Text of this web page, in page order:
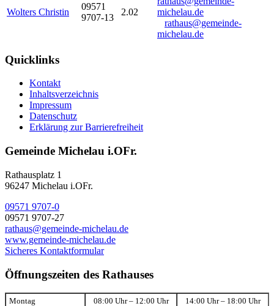
Wolters Christin
09571
9707-13
2.02
rathaus@gemeinde-
michelau.de
Quicklinks
Kontakt
Inhaltsverzeichnis
Impressum
Datenschutz
Erklärung zur Barrierefreiheit
Gemeinde Michelau i.OFr.
Rathausplatz 1
96247 Michelau i.OFr.
09571 9707-0
09571 9707-27
rathaus@gemeinde-michelau.de
www.gemeinde-michelau.de
Sicheres Kontaktformular
Öffnungszeiten des Rathauses
Montag 08:00 Uhr – 12:00 Uhr 14:00 Uhr – 18:00 Uhr